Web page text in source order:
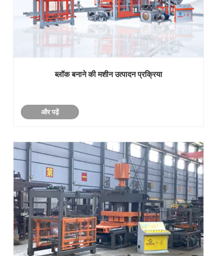
ब्लॉक बनाने की मशीन उत्पादन प्रक्रिया
और पढ़ें